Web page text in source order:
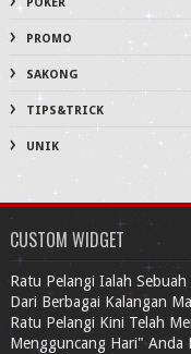
PROMO
SAKONG
TIPS&TRICK
UNIK
CUSTOM WIDGET
Ratu Pelangi Ialah
Dari Berbagai Kalangan
Ratu Pelangi Kini Telah
Mengguncang Hari" Anda